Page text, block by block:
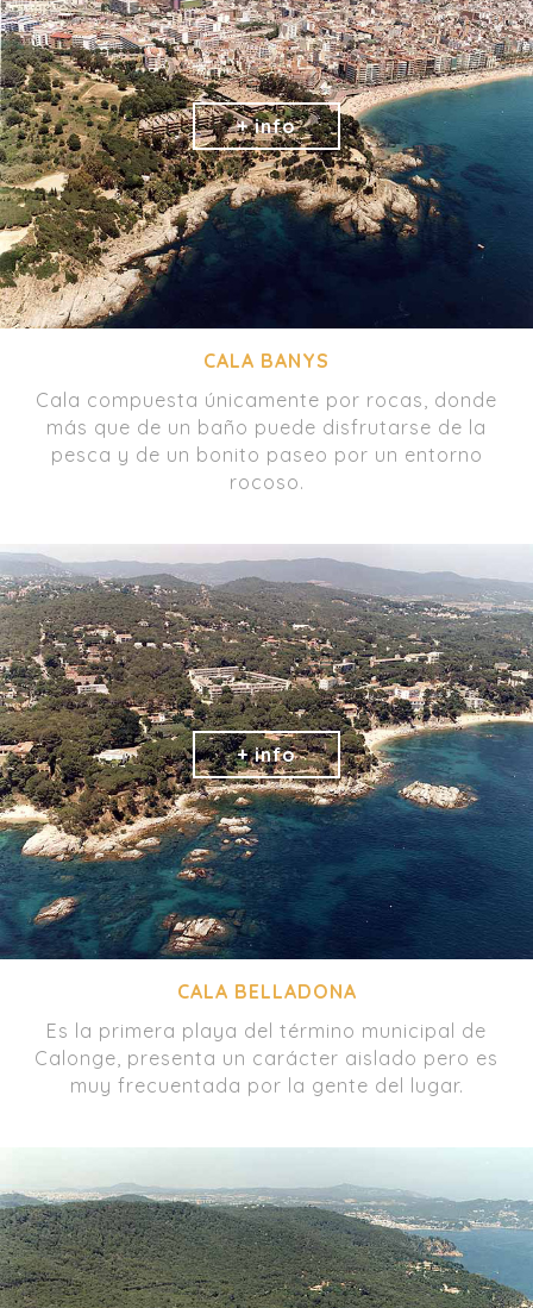
CALA BANYS
Cala compuesta únicamente por rocas, donde
más que de un baño puede disfrutarse de la
pesca y de un bonito paseo por un entorno
rocoso.
CALA BELLADONA
Es la primera playa del término municipal de
Calonge, presenta un carácter aislado pero es
muy frecuentada por la gente del lugar.